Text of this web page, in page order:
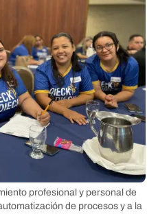
profesional y personal de
de procesos y a la